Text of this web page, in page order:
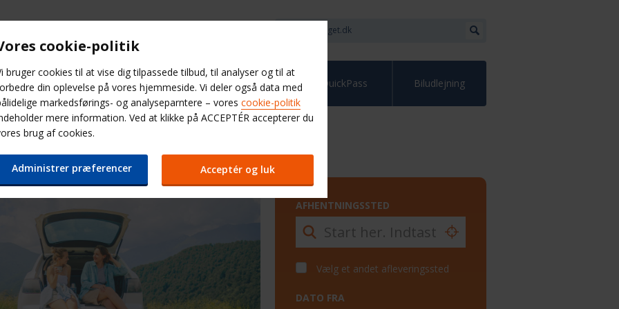
Minileasing Kontorer Bildækning QuickPass Biludlejning
percent
på billeje i 2026 nu
AFHENTNINGSSTED
Vælg et andet afleveringssted
DATO FRA
cookie-politik
bruger cookies til at vise dig tilpassede tilbud, til analyser og til at
din oplevelse på vores hjemmeside. Vi deler også data med
markedsførings- og analyseparntere – vores cookie-politik
mere information. Ved at klikke på ACCEPTÉR accepterer du
brug af cookies.
Administrer præferencer Acceptér og luk